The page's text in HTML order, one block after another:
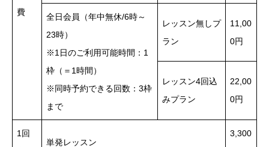
費
全日会員（年中無休/6時～
23時）
※1日のご利用可能時間：1
枠（＝1時間）
※同時予約できる回数：3枠
まで
レッスン無しプ
ラン
11,00
0円
レッスン4回込
みプラン
22,00
0円
1回
単発レッスン
3,300